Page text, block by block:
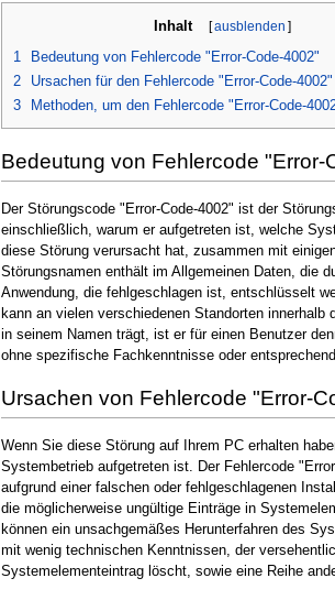
Inhalt [ausblenden ]
1
Bedeutung von Fehlercode "Error-Code-4002"
2
Ursachen für den Fehlercode "Error-Code-4002"
3
Methoden, um den Fehlercode "Error-Code-
Bedeutung von Fehlercode "Error-
Der Störungscode "Error-Code-4002" ist der
einschließlich, warum er aufgetreten ist, welche
diese Störung verursacht hat, zusammen mit
Störungsnamen enthält im Allgemeinen Daten, die
Anwendung, die fehlgeschlagen ist, entschlüsselt
kann an vielen verschiedenen Standorten
in seinem Namen trägt, ist er für einen Benutzer
ohne spezifische Fachkenntnisse oder
Ursachen von Fehlercode "Error-
Wenn Sie diese Störung auf Ihrem PC erhalten
Systembetrieb aufgetreten ist. Der Fehlercode
aufgrund einer falschen oder fehlgeschlagenen
die möglicherweise ungültige Einträge in
können ein unsachgemäßes Herunterfahren des
mit wenig technischen Kenntnissen, der
Systemelementeintrag löscht, sowie eine Reihe